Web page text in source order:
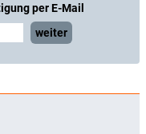
per E-Mail
weiter